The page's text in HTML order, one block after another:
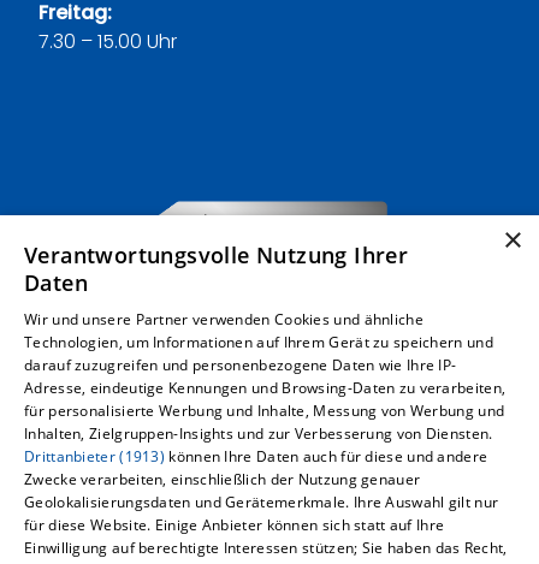
Freitag:
7.30 – 15.00 Uhr
Um externe HTML-Inhalte anzuzeigen,
benötigen wir Ihre Einwilligung.
Weitere Informationen finden Sie in unserer
×
Verantwortungsvolle Nutzung Ihrer
Daten
Wir und unsere Partner verwenden Cookies und ähnliche
Technologien, um Informationen auf Ihrem Gerät zu speichern und
darauf zuzugreifen und personenbezogene Daten wie Ihre IP-
Adresse, eindeutige Kennungen und Browsing-Daten zu verarbeiten,
für personalisierte Werbung und Inhalte, Messung von Werbung und
Inhalten, Zielgruppen-Insights und zur Verbesserung von Diensten.
Drittanbieter (1913) können Ihre Daten auch für diese und andere
Zwecke verarbeiten, einschließlich der Nutzung genauer
Geolokalisierungsdaten und Gerätemerkmale. Ihre Auswahl gilt nur
für diese Website. Einige Anbieter können sich statt auf Ihre
Einwilligung auf berechtigte Interessen stützen; Sie haben das Recht,